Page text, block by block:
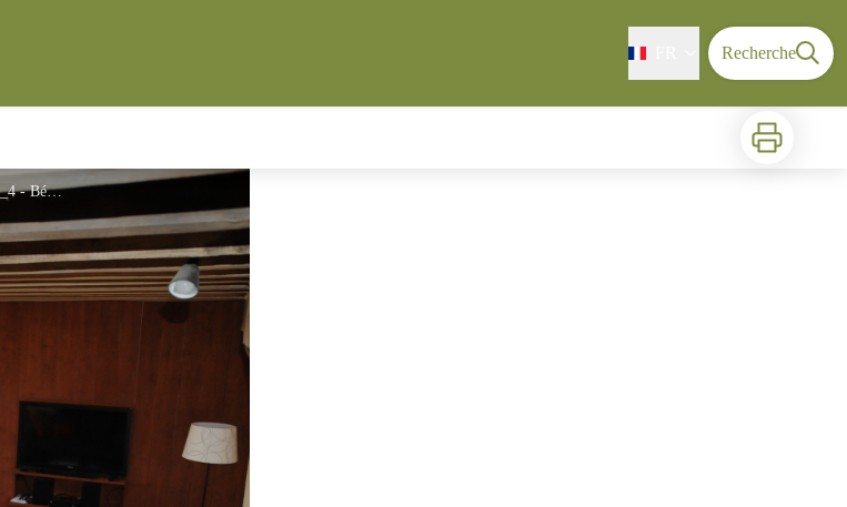
Recherche
Imprimer
Refuge de Théoline - Lathus Saint Rémy - ©Refuge de Théoline (9).JPG_4 - Béatrice Guyonnet